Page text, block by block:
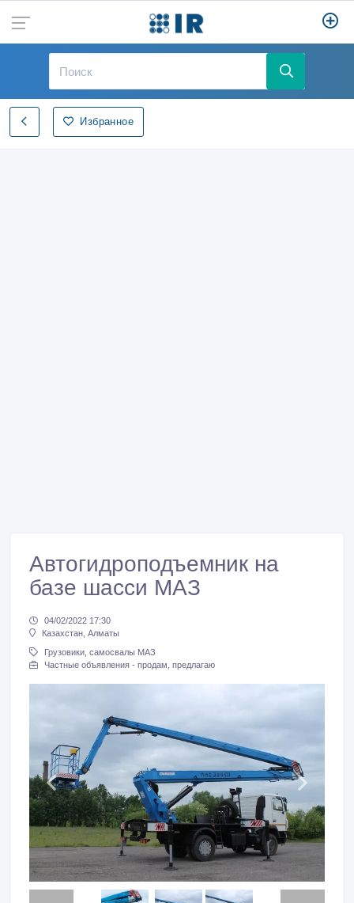
Избранное
Автогидроподъемник на
базе шасси МАЗ
04/02/2022 17:30
Казахстан, Алматы
Грузовики, самосвалы МАЗ
Частные объявления - продам, предлагаю